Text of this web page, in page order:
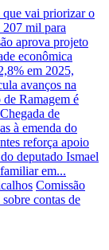
vai priorizar o
mil para
aprova projeto
econômica
em 2025,
avanços na
de Ramagem é
Chegada de
à emenda do
reforça apoio
deputado Ismael
em...
Comissão
contas de